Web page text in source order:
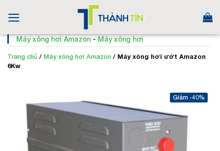
Máy xông hơi Amazon-Máy xông hơi
Trang chủ / Máy xông hơi Amazon / Máy xông hơi ướt Amazon
6Kw
-40%